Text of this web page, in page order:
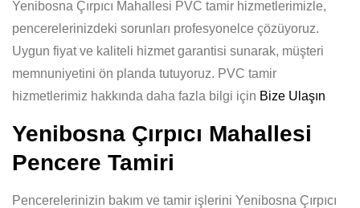
Yenibosna Çırpıcı Mahallesi PVC tamir hizmetlerimizle,
pencerelerinizdeki sorunları profesyonelce çözüyoruz.
Uygun fiyat ve kaliteli hizmet garantisi sunarak, müşteri
memnuniyetini ön planda tutuyoruz. PVC tamir
hizmetlerimiz hakkında daha fazla bilgi için Bize Ulaşın
Yenibosna Çırpıcı Mahallesi
Pencere Tamiri
Pencerelerinizin bakım ve tamir işlerini Yenibosna Çırpıcı